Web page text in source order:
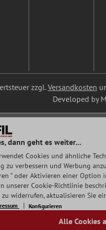
zzgl.Versandkosten
Developed by
dann geht es weiter...
Cookies und ähnliche
zu verbessern und Werbung
" oder Aktivieren einer Option
unserer Cookie-Richtlinie
widerrufen, aktualisieren Sie
Konfigurieren
Alle Cookies